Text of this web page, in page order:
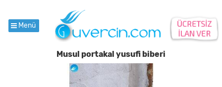
Menü
Musul portakal yusufi biberi